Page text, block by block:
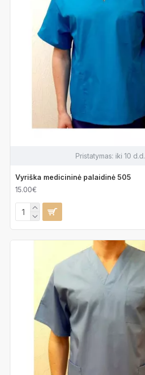
Pristatymas: iki 10 d.d.
Vyriška medicininė palaidinė 505
15.00€